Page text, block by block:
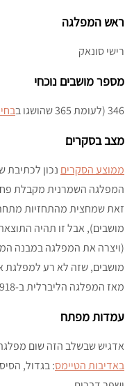
ראש המפלגה
רישי סונאק
מספר מושבים נוכחי
346 (לעומת 365 שהושגו ב
מצב בסקרים
ממוצע הסקרים
המפלגה השמרנית מקבלת פחות מ-30% מהקולות. איך זה
מאז המפלגה הליברלית ב-1918.
עמדות מפתח
אדגיש שבשלב הזה שום מפלגה
באדיבות הטיימס: בגדול,